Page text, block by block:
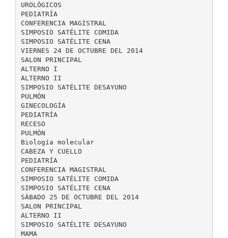
UROLÓGICOS
PEDIATRÍA
CONFERENCIA MAGISTRAL
SIMPOSIO SATÉLITE COMIDA
SIMPOSIO SATÉLITE CENA
VIERNES 24 DE OCTUBRE DEL 2014
SALON PRINCIPAL
ALTERNO I
ALTERNO II
SIMPOSIO SATÉLITE DESAYUNO
PULMÓN
GINECOLOGÍA
PEDIATRÍA
RECESO
PULMÓN
Biología molecular
CABEZA Y CUELLO
PEDIATRÍA
CONFERENCIA MAGISTRAL
SIMPOSIO SATÉLITE COMIDA
SIMPOSIO SATÉLITE CENA
SÁBADO 25 DE OCTUBRE DEL 2014
SALON PRINCIPAL
ALTERNO II
SIMPOSIO SATÉLITE DESAYUNO
MAMA